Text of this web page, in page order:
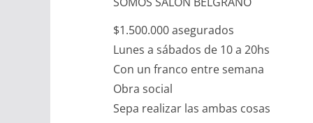
$1.500.000 asegurados
Lunes a sábados de 10 a 20hs
Con un franco entre semana
Obra social
Sepa realizar las ambas cosas